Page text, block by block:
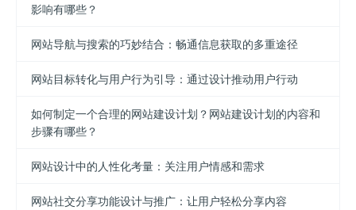
影响有哪些？
网站导航与搜索的巧妙结合：畅通信息获取的多重途径
网站目标转化与用户行为引导：通过设计推动用户行动
如何制定一个合理的网站建设计划？网站建设计划的内容和
步骤有哪些？
网站设计中的人性化考量：关注用户情感和需求
网站社交分享功能设计与推广：让用户轻松分享内容